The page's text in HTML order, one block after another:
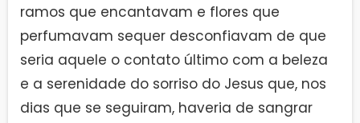
ramos que encantavam e flores que
perfumavam sequer desconfiavam de que
seria aquele o contato último com a beleza
e a serenidade do sorriso do Jesus que, nos
dias que se seguiram, haveria de sangrar